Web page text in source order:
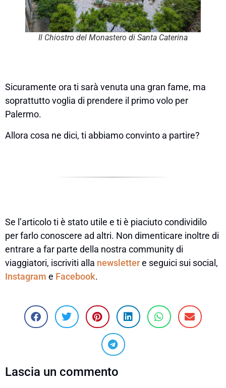
Il Chiostro del Monastero di Santa Caterina
Sicuramente ora ti sarà venuta una gran fame, ma
soprattutto voglia di prendere il primo volo per
Palermo.
Allora cosa ne dici, ti abbiamo convinto a partire?
Se l’articolo ti è stato utile e ti è piaciuto condividilo
per farlo conoscere ad altri. Non dimenticare inoltre di
entrare a far parte della nostra community di
viaggiatori, iscriviti alla newslettere seguici sui social,
Instagram e Facebook.
Lascia un commento